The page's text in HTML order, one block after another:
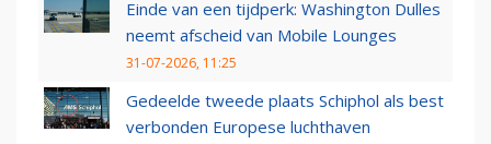
Einde van een tijdperk: Washington Dulles
neemt afscheid van Mobile Lounges
31-07-2026, 11:25
Gedeelde tweede plaats Schiphol als best
verbonden Europese luchthaven